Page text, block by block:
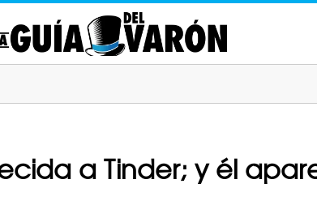
a Tinder; y él